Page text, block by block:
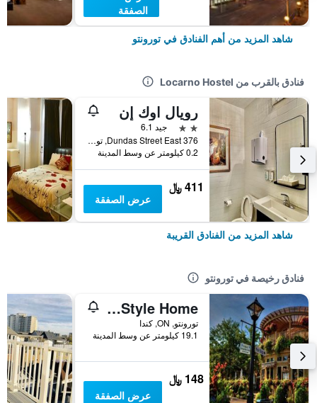
الصفقة
شاهد المزيد من أهم الفنادق في تورونتو
فنادق بالقرب من Locarno Hostel
رويال اوك إن
2 نجمتين
جيد 6.1
376 Dundas Street East, تورونتو, ON, كندا
0.2 كيلومتر عن وسط المدينة
411 ﷼
عرض الصفقة
شاهد المزيد من الفنادق القريبة
فنادق رخيصة في تورونتو
Homestay - A Stunning Chalet-Style Home
تورونتو, ON, كندا
19.1 كيلومتر عن وسط المدينة
148 ﷼
عرض الصفقة